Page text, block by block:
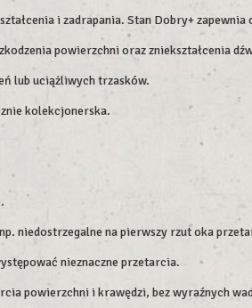
i zadrapania. Stan Dobry+ zapewnia
powierzchni oraz zniekształcenia
lub uciążliwych trzasków.
kolekcjonerska.
niedostrzegalne na pierwszy rzut oka
nieznaczne przetarcia.
powierzchni i krawędzi, bez wyraźnych